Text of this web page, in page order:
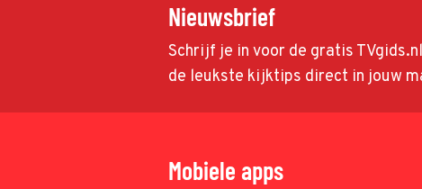
Nieuwsbrief
Schrijf je in voor de gratis
de leukste kijktips direct in jouw
Mobiele apps